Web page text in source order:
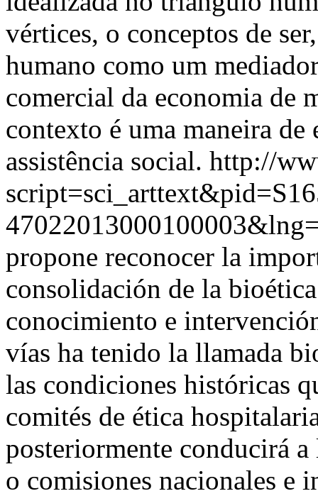
vértices, o conceptos de
humano como um
comercial da economia de
contexto é uma maneira de
assistência social. http://
propone reconocer la
consolidación de la
conocimiento e
vías ha tenido la llamada
las condiciones históricas
comités de ética
posteriormente conducirá
o comisiones nacionales e